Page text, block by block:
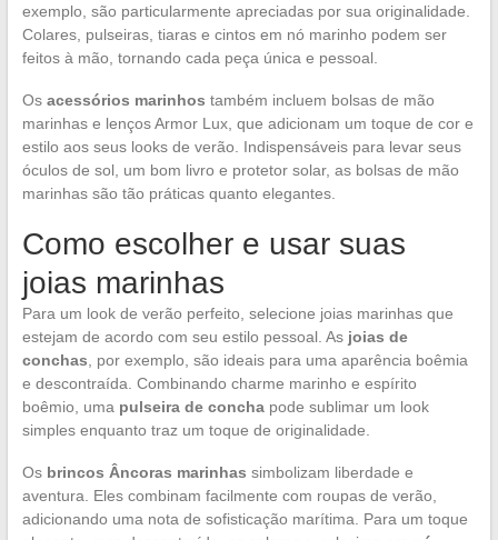
exemplo, são particularmente apreciadas por sua originalidade.
Colares, pulseiras, tiaras e cintos em nó marinho podem ser
feitos à mão, tornando cada peça única e pessoal.
Os acessórios marinhos também incluem bolsas de mão
marinhas e lenços Armor Lux, que adicionam um toque de cor e
estilo aos seus looks de verão. Indispensáveis para levar seus
óculos de sol, um bom livro e protetor solar, as bolsas de mão
marinhas são tão práticas quanto elegantes.
Como escolher e usar suas
joias marinhas
Para um look de verão perfeito, selecione joias marinhas que
estejam de acordo com seu estilo pessoal. As joias de
conchas , por exemplo, são ideais para uma aparência boêmia
e descontraída. Combinando charme marinho e espírito
boêmio, uma pulseira de conchapode sublimar um look
simples enquanto traz um toque de originalidade.
Os brincos Âncoras marinhas simbolizam liberdade e
aventura. Eles combinam facilmente com roupas de verão,
adicionando uma nota de sofisticação marítima. Para um toque